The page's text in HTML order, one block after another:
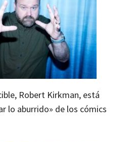
Robert Kirkman, está
lo aburrido» de los cómics